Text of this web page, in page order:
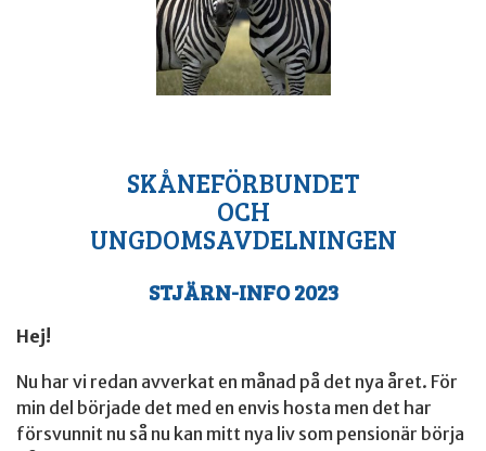
SKÅNEFÖRBUNDET
OCH
UNGDOMSAVDELNINGEN
STJÄRN-INFO2023
Hej!
Nu har vi redan avverkat en månad på det nya året. För
min del började det med en envis hosta men det har
försvunnit nu så nu kan mitt nya liv som pensionär börja